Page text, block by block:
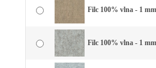
Filc 100% vlna - 1
Filc 100% vlna - 1